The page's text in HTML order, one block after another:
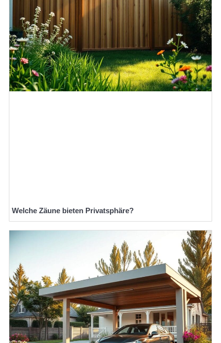
Welche Zäune bieten Privatsphäre?